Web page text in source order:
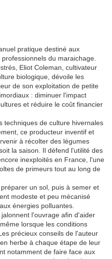
pratique destiné aux
du maraichage.
Eliot Coleman, cultivateur
biologique, dévoile les
de son exploitation de petite
: diminuer l'impact
et réduire le coût financier
techniques de culture hivernales
ce producteur inventif et
à récolter des légumes
la saison. Il défend l'utilité des
inexploités en France, l'une
de primeurs tout au long de
un sol, puis à semer et
modeste et peu mécanisé
énergies polluantes.
l'ouvrage afin d'aider
lorsque les conditions
précieux conseils de l'auteur
herbe à chaque étape de leur
notamment de faire face aux